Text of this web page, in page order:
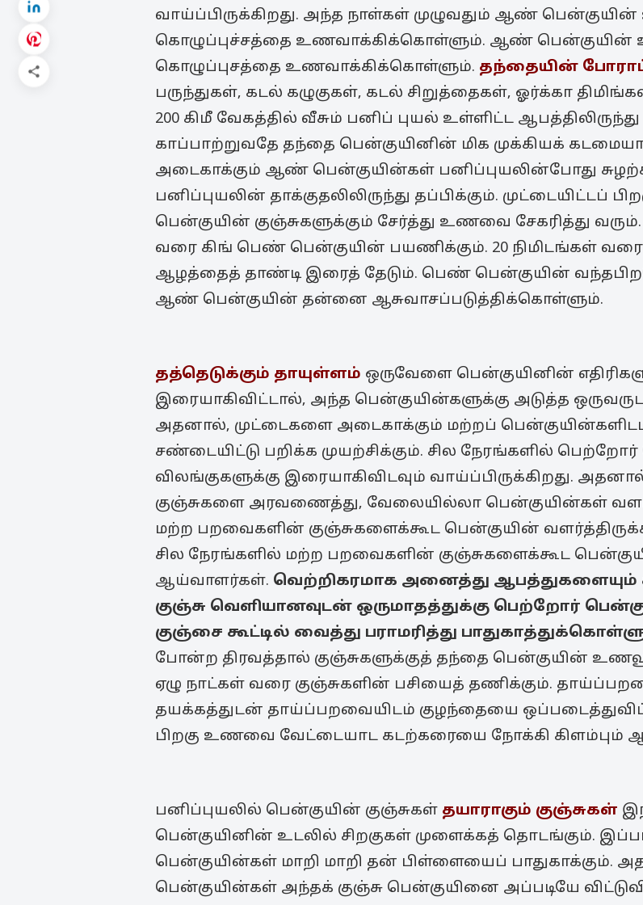
வாய்ப்பிருக்கிறது. அந்த நாள்கள் முழுவதும் ஆண்
கொழுப்புச்சத்தை உணவாக்கிக்கொள்ளும். ஆண் பென்குயின்
கொழுப்புசத்தை உணவாக்கிக்கொள்ளும். தந்தையின்
பருந்துகள், கடல் கழுகுகள், கடல் சிறுத்தைகள், ஓர்க்கா
200 கிமீ வேகத்தில் வீசும் பனிப் புயல் உள்ளிட்ட
காப்பாற்றுவதே தந்தை பென்குயினின் மிக முக்கியக்
அடைகாக்கும் ஆண் பென்குயின்கள் பனிப்புயலின்போது
பனிப்புயலின் தாக்குதலிலிருந்து தப்பிக்கும். முட்டையிட்டப்
பென்குயின் குஞ்சுகளுக்கும் சேர்த்து உணவை சேகரித்து
வரை கிங் பெண் பென்குயின் பயணிக்கும். 20 நிமிடங்கள் வரை
ஆழத்தைத் தாண்டி இரைத் தேடும். பெண் பென்குயின்
ஆண் பென்குயின் தன்னை ஆசுவாசப்படுத்திக்கொள்ளும்.
தத்தெடுக்கும் தாயுள்ளம் ஒருவேளை பென்குயினின்
இரையாகிவிட்டால், அந்த பென்குயின்களுக்கு அடுத்த
அதனால், முட்டைகளை அடைகாக்கும் மற்றப்
சண்டையிட்டு பறிக்க முயற்சிக்கும். சில நேரங்களில்
விலங்குகளுக்கு இரையாகிவிடவும் வாய்ப்பிருக்கிறது.
குஞ்சுகளை அரவணைத்து, வேலையில்லா பென்குயின்கள்
மற்ற பறவைகளின் குஞ்சுகளைக்கூட பென்குயின்
சில நேரங்களில் மற்ற பறவைகளின் குஞ்சுகளைக்கூட
ஆய்வாளர்கள். வெற்றிகரமாக அனைத்து ஆபத்துகளையும்
குஞ்சு வெளியானவுடன் ஒருமாதத்துக்கு பெற்றோர்
குஞ்சை கூட்டில் வைத்து பராமரித்து
போன்ற திரவத்தால் குஞ்சுகளுக்குத் தந்தை பென்குயின்
ஏழு நாட்கள் வரை குஞ்சுகளின் பசியைத் தணிக்கும்.
தயக்கத்துடன் தாய்ப்பறவையிடம் குழந்தையை
பிறகு உணவை வேட்டையாட கடற்கரையை நோக்கி கிளம்பும்
பனிப்புயலில் பென்குயின் குஞ்சுகள் தயாராகும் குஞ்சுகள்
பென்குயினின் உடலில் சிறகுகள் முளைக்கத் தொடங்கும்.
பென்குயின்கள் மாறி மாறி தன் பிள்ளையைப் பாதுகாக்கும்.
பென்குயின்கள் அந்தக் குஞ்சு பென்குயினை அப்படியே